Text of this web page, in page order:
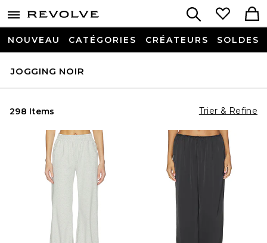
NOUVEAU CATÉGORIES CRÉATEURS SOLDES
JOGGING NOIR
298 Items Trier & Refine